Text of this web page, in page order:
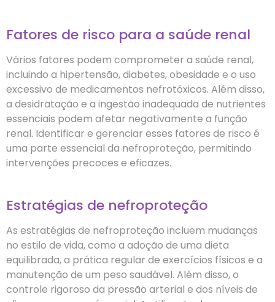
Fatores de risco para a saúde renal
Vários fatores podem comprometer a saúde renal,
incluindo a hipertensão, diabetes, obesidade e o uso
excessivo de medicamentos nefrotóxicos. Além disso,
a desidratação e a ingestão inadequada de nutrientes
essenciais podem afetar negativamente a função
renal. Identificar e gerenciar esses fatores de risco é
uma parte essencial da nefroproteção, permitindo
intervenções precoces e eficazes.
Estratégias de nefroproteção
As estratégias de nefroproteção incluem mudanças
no estilo de vida, como a adoção de uma dieta
equilibrada, a prática regular de exercícios físicos e a
manutenção de um peso saudável. Além disso, o
controle rigoroso da pressão arterial e dos níveis de